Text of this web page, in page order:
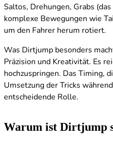
Saltos, Drehungen, Grabs
komplexe Bewegungen wie
um den Fahrer herum rotiert.
Was Dirtjump besonders
Präzision und Kreativität. Es
hochzuspringen. Das Timing,
Umsetzung der Tricks
entscheidende Rolle.
Warum ist Dirtjump